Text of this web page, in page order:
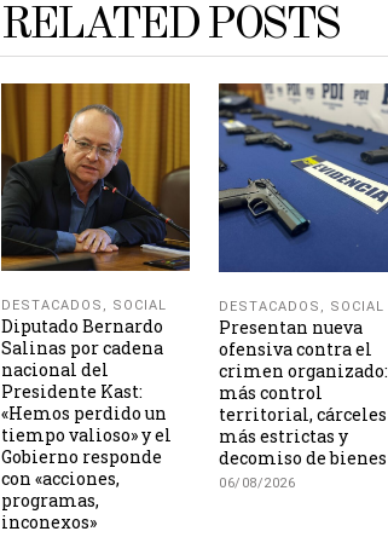
RELATED POSTS
DESTACADOS , SOCIAL
Diputado Bernardo
Salinas por cadena
nacional del
Presidente Kast:
«Hemos perdido un
tiempo valioso» y el
Gobierno responde
con «acciones,
programas,
inconexos»
DESTACADOS , SOCIAL
Presentan nueva
ofensiva contra el
crimen organizado:
más control
territorial, cárceles
más estrictas y
decomiso de bienes
06/08/2026